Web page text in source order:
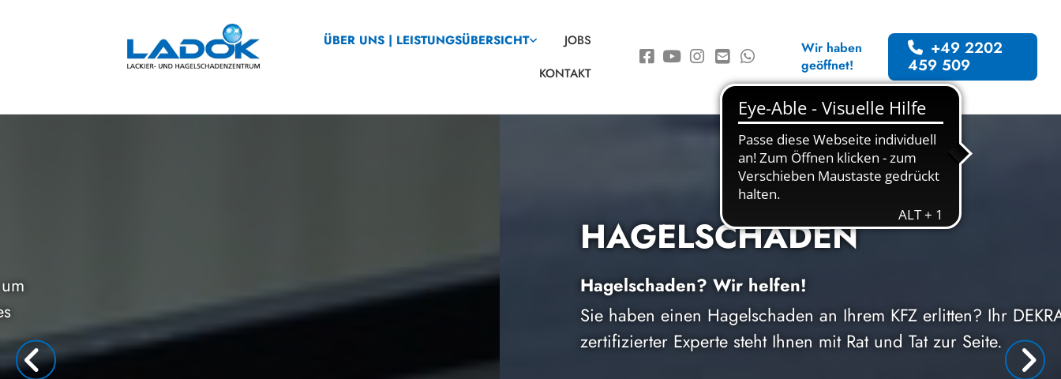
ÜBER UNS | LEISTUNGSÜBERSICHT
JOBS
KONTAKT
Wir haben
geöffnet!
+49 2202
459 509
Sie haben einen Hagelschaden an Ihrem KFZ erlitten? Ihr DEKRA-
zertifizierter Experte steht Ihnen mit Rat und Tat zur Seite.